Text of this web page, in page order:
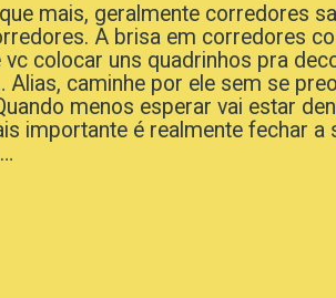
mais, geralmente corredores
A brisa em corredores
vc colocar uns quadrinhos pra
Alias, caminhe por ele sem se
menos esperar vai estar
importante é realmente fechar a